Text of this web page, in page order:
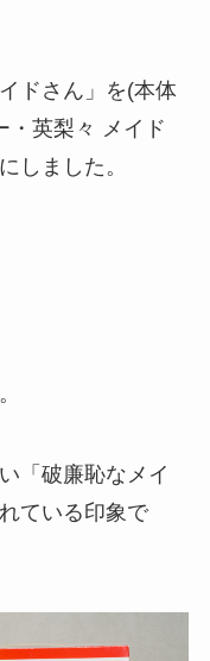
ドさん」を(本体
・英梨々 メイド
しました。
「破廉恥なメイ
ている印象で